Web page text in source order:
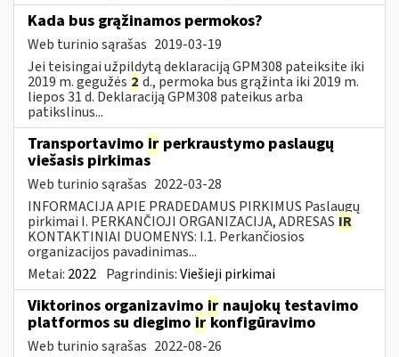
Kada bus grąžinamos permokos?
Web turinio sąrašas 2019-03-19
Jei teisingai užpildytą deklaraciją GPM308 pateiksite iki
2019 m. gegužės 2 d., permoka bus grąžinta iki 2019 m.
liepos 31 d. Deklaraciją GPM308 pateikus arba
patikslinus...
Transportavimo ir perkraustymo paslaugų
viešasis pirkimas
Web turinio sąrašas 2022-03-28
INFORMACIJA APIE PRADEDAMUS PIRKIMUS Paslaugų
pirkimai I. PERKANČIOJI ORGANIZACIJA, ADRESAS IR
KONTAKTINIAI DUOMENYS: I.1. Perkančiosios
organizacijos pavadinimas...
Metai: 2022 Pagrindinis:Viešieji pirkimai
Viktorinos organizavimo ir naujokų testavimo
platformos su diegimo irkonfigūravimo
Web turinio sąrašas 2022-08-26